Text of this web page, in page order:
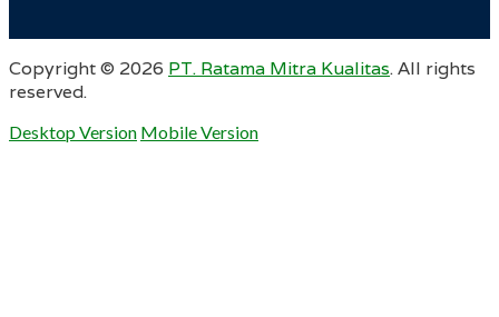
Copyright © 2026 PT. Ratama Mitra Kualitas. All rights
reserved.
Desktop Version Mobile Version